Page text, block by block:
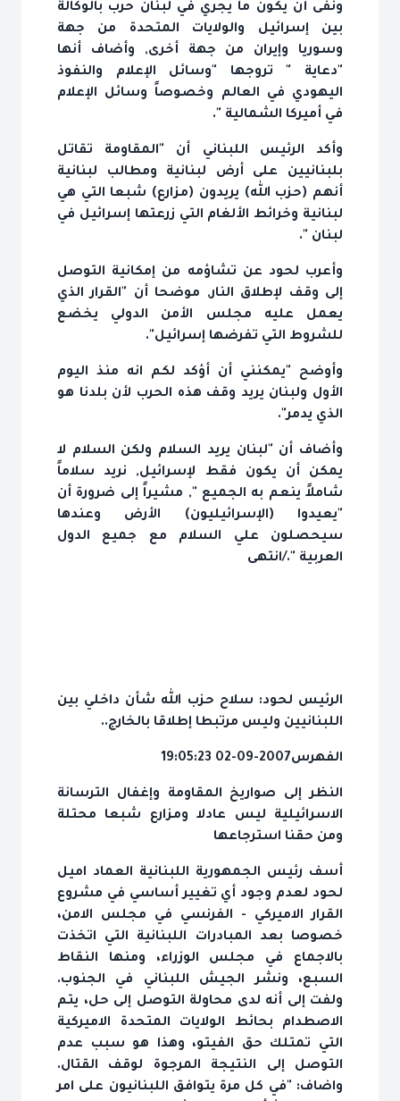
ونفى أن يكون ما يجري في لبنان حرب بالوكالة
بين إسرائيل والولايات المتحدة من جهة
وسوريا وإيران من جهة أخرى, وأضاف أنها
"دعاية " تروجها "وسائل الإعلام والنفوذ
اليهودي في العالم وخصوصاً وسائل الإعلام
في أميركا الشمالية ".
وأكد الرئيس اللبناني أن "المقاومة تقاتل
بلبنانيين على أرض لبنانية ومطالب لبنانية
أنهم (حزب الله) يريدون (مزارع) شبعا التي هي
لبنانية وخرائط الألغام التي زرعتها إسرائيل في
لبنان ".
وأعرب لحود عن تشاؤمه من إمكانية التوصل
إلى وقف لإطلاق النار, موضحا أن "القرار الذي
يعمل عليه مجلس الأمن الدولي يخضع
للشروط التي تفرضها إسرائيل".
وأوضح "يمكنني أن أؤكد لكم انه منذ اليوم
الأول ولبنان يريد وقف هذه الحرب لأن بلدنا هو
الذي يدمر".
وأضاف أن "لبنان يريد السلام ولكن السلام لا
يمكن أن يكون فقط لإسرائيل, نريد سلاماً
شاملاً ينعم به الجميع ", مشيراً إلى ضرورة أن
"يعيدوا (الإسرائيليون) الأرض وعندها
سيحصلون علي السلام مع جميع الدول
العربية "./انتهى
الرئيس لحود: سلاح حزب الله شأن داخلي بين
اللبنانيين وليس مرتبطا إطلاقا بالخارج..
الفهرس2007-09-02 19:05:23
النظر إلى صواريخ المقاومة وإغفال الترسانة
الاسرائيلية ليس عادلا ومزارع شبعا محتلة
ومن حقنا استرجاعها
أسف رئيس الجمهورية اللبنانية العماد اميل
لحود لعدم وجود أي تغيير أساسي في مشروع
القرار الاميركي - الفرنسي في مجلس الامن،
خصوصا بعد المبادرات اللبنانية التي اتخذت
بالاجماع في مجلس الوزراء، ومنها النقاط
السبع، ونشر الجيش اللبناني في الجنوب.
ولفت إلى أنه لدى محاولة التوصل إلى حل، يتم
الاصطدام بحائط الولايات المتحدة الاميركية
التي تمتلك حق الفيتو، وهذا هو سبب عدم
التوصل إلى النتيجة المرجوة لوقف القتال.
واضاف: "في كل مرة يتوافق اللبنانيون على امر